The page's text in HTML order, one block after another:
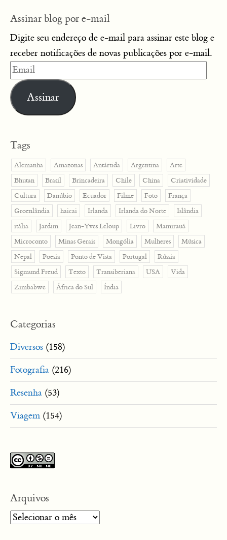
Assinar blog por e-mail
Digite seu endereço de e-mail para assinar este blog e
receber notificações de novas publicações por e-mail.
Email
Assinar
Tags
Alemanha Amazonas Antártida Argentina
Arte
Bhutan
Brasil Brincadeira Chile China
Criatividade
Cultura
Danúbio Ecuador Filme Foto
França
Groenlândia
haicai Irlanda Irlanda do Norte
Islândia
itália
Jardim Jean-Yves Leloup Livro
Mamirauá
Microconto
Minas Gerais Mongólia Mulheres
Música
Nepal
Poesia Ponto de Vista Portugal
Rússia
Sigmund Freud
Texto Transiberiana USA
Vida
Zimbabwe
África do Sul Índia
Categorias
Diversos (158)
Fotografia (216)
Resenha (53)
Viagem(154)
Arquivos
Arquivos